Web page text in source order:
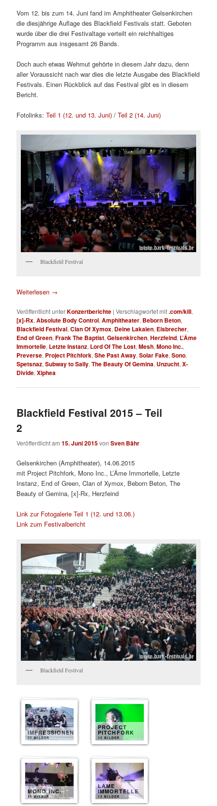
Vom 12. bis zum 14. Juni fand im Amphitheater Gelsenkirchen
die diesjährige Auflage des Blackfield Festivals statt. Geboten
wurde über die drei Festivaltage verteilt ein reichhaltiges
Programm aus insgesamt 26 Bands.
Doch auch etwas Wehmut gehörte in diesem Jahr dazu, denn
aller Voraussicht nach war dies die letzte Ausgabe des Blackfield
Festivals. Einen Rückblick auf das Festival gibt es in diesem
Bericht.
Fotolinks:Teil 1 (12. und 13. Juni) /Teil 2 (14. Juni)
Blackfield Festival
Weiterlesen →
Veröffentlicht unterKonzertberichte |Verschlagwortet mit.com/kill,
[x]-Rx,Absolute Body Control,Amphitheater, Beborn Beton,
Blackfield Festival,Clan Of Xymox, Deine Lakaien, Eisbrecher,
End of Green,Frank The Baptist,Gelsenkirchen,Herzfeind, L’Âme
Immortelle, Letzte Instanz, Lord Of The Lost,Mesh,Mono Inc.,
Preverse, Project Pitchfork,She Past Away,Solar Fake,Sono,
Spetsnaz,Subway to Sally,The Beauty Of Gemina, Unzucht,X-
Divide,Xiphea
Blackfield Festival 2015 – Teil
2
Veröffentlicht am15. Juni 2015vonSven Bähr
Gelsenkirchen (Amphitheater), 14.06.2015
mit Project Pitchfork, Mono Inc., L’Âme Immortelle, Letzte
Instanz, End of Green, Clan of Xymox, Beborn Beton, The
Beauty of Gemina, [x]-Rx, Herzfeind
Link zur Fotogalerie Teil 1 (12. und 13.06.)
Link zum Festivalbericht
Blackfield Festival
IMPRESSIONEN
25 BILDER
PROJECT
PITCHFORK
15 BILDER
MONO INC.
15 BILDER
LAME
IMMORTELLE
13 BILDER